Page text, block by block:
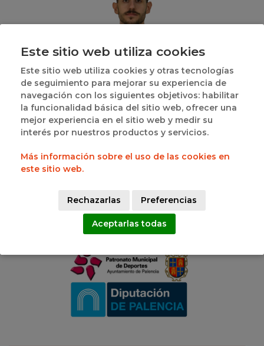
RESPONSABLE COMITÉ ÁRBITROS
Este sitio web utiliza cookies
Este sitio web utiliza cookies y otras tecnologías
de seguimiento para mejorar su experiencia de
navegación con los siguientes objetivos: habilitar
la funcionalidad básica del sitio web, ofrecer una
mejor experiencia en el sitio web y medir su
interés por nuestros productos y servicios.
Más información sobre el uso de las cookies en
este sitio web.
Rechazarlas Preferencias
Aceptarlas todas